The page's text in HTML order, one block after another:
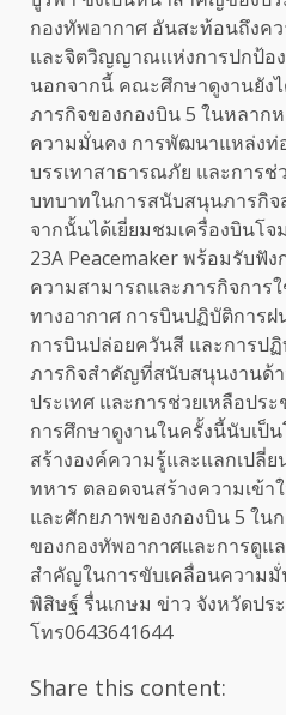
กองทัพอากาศ อันสะท้อนถึงค
และจิตวิญญาณแห่งการปกป้อ
นอกจากนี้ คณะศึกษาดูงานยัง
ภารกิจของกองบิน 5 ในหลาก
ความมั่นคง การพัฒนาแหล่งท่
บรรเทาสาธารณภัย และการ
บทบาทในการสนับสนุนภารกิ
จากนั้นได้เยี่ยมชมเครื่องบินโ
23A Peacemaker พร้อมรับฟั
ความสามารถและภารกิจการ
ทางอากาศ การบินปฏิบัติการฝ
การบินปล่อยควันสี และการป
ภารกิจสำคัญที่สนับสนุนงานด้
ประเทศ และการช่วยเหลือปร
การศึกษาดูงานในครั้งนี้นับเป็
สร้างองค์ความรู้และแลกเปลี่
ทหาร ตลอดจนสร้างความเข้า
และศักยภาพของกองบิน 5 ใน
ของกองทัพอากาศและการดูแ
สำคัญในการขับเคลื่อนความมั่
พิสิษฐ์ รื่นเกษม ข่าว จังหวัดปร
โทร0643641644
Share this content: